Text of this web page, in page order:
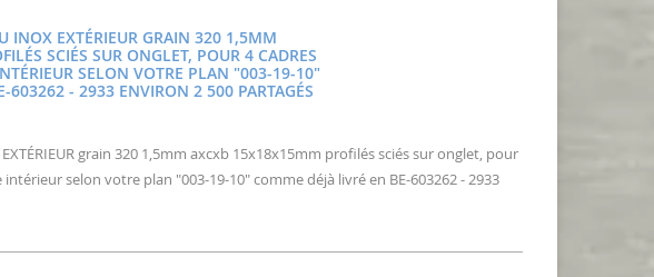
INOX EXTÉRIEUR GRAIN 320 1,5MM
SCIÉS SUR ONGLET, POUR 4 CADRES
SELON VOTRE PLAN "003-19-10"
603262 - 2933 ENVIRON 2 500 PARTAGÉS
grain 320 1,5mm axcxb 15x18x15mm profilés sciés sur onglet, pour
selon votre plan "003-19-10" comme déjà livré en BE-603262 - 2933